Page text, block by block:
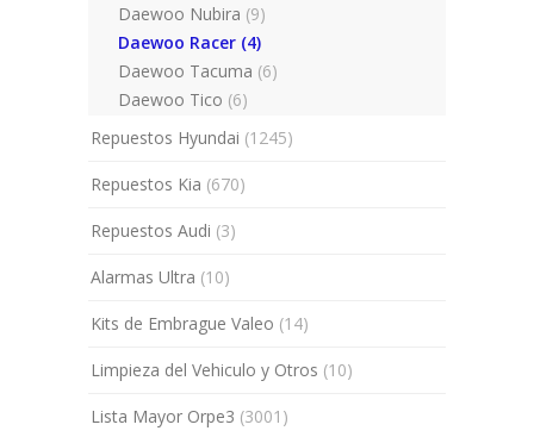
Daewoo Nubira (9)
Daewoo Racer (4)
Daewoo Tacuma (6)
Daewoo Tico (6)
Repuestos Hyundai (1245)
Repuestos Kia (670)
Repuestos Audi (3)
Alarmas Ultra (10)
Kits de Embrague Valeo (14)
Limpieza del Vehiculo y Otros (10)
Lista Mayor Orpe3 (3001)